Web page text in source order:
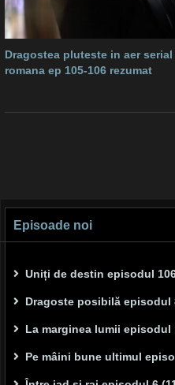
Dragostea pluteste in aer
romana ep 105-106 rezumat
Episoade noi
Uniți de destin episodul
Dragoste posibilă episodul
La marginea lumii episodul
Pe mâini bune ultimul